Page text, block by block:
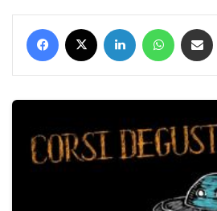
Facebook LinkedIn WhatsApp